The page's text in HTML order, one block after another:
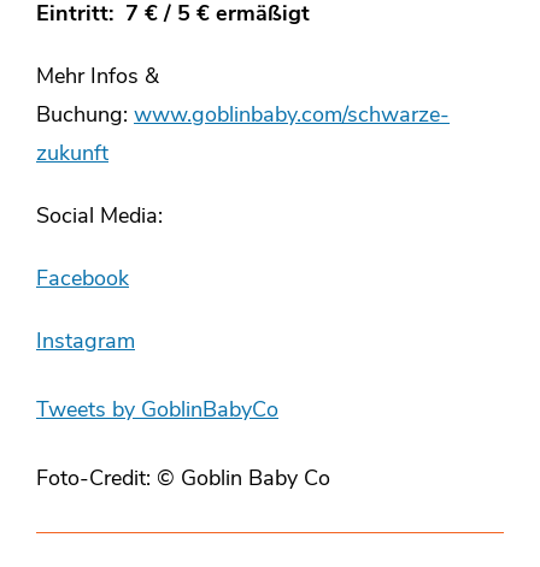
Eintritt: 7 € / 5 € ermäßigt
Mehr Infos &
Buchung: www.goblinbaby.com/schwarze-
zukunft
Social Media:
Facebook
Instagram
Tweets by GoblinBabyCo
Foto-Credit: © Goblin Baby Co